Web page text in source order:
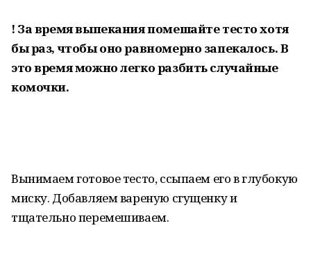
! За время выпекания помешайте тесто хотя
бы раз, чтобы оно равномерно запекалось. В
это время можно легко разбить случайные
комочки.
Вынимаем готовое тесто, ссыпаем его в глубокую
миску. Добавляем вареную сгущенку и
тщательно перемешиваем.